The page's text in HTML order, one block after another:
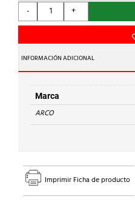
-
ARCO
-
PALANCA
CROMADO
TEXAS
cantidad
+
INFORMACIÓN ADICIONAL
Marca
ARCO
Imprimir Ficha de producto